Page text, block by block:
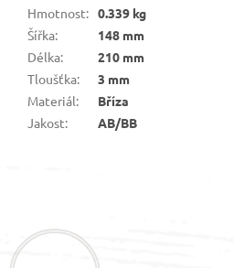
Hmotnost: 0.339 kg
Šířka:
148 mm
Délka:
210 mm
Tloušťka:
3 mm
Materiál:
Bříza
Jakost: AB/BB